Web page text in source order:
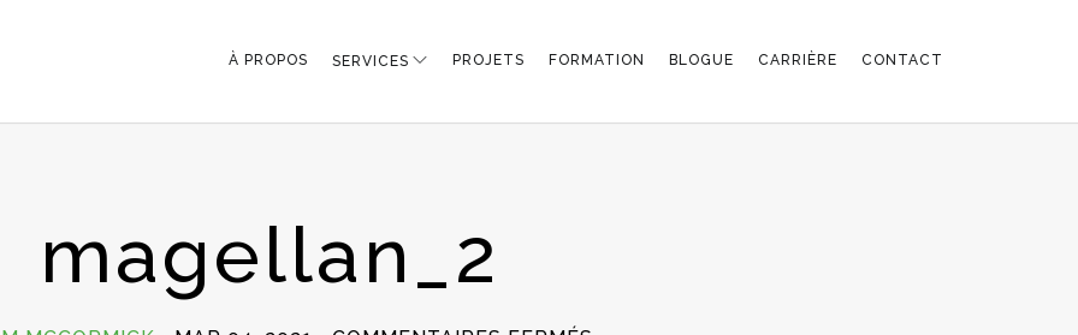
À PROPOS SERVICES PROJETS FORMATION BLOGUE CARRIÈRE CONTACT
magellan_2